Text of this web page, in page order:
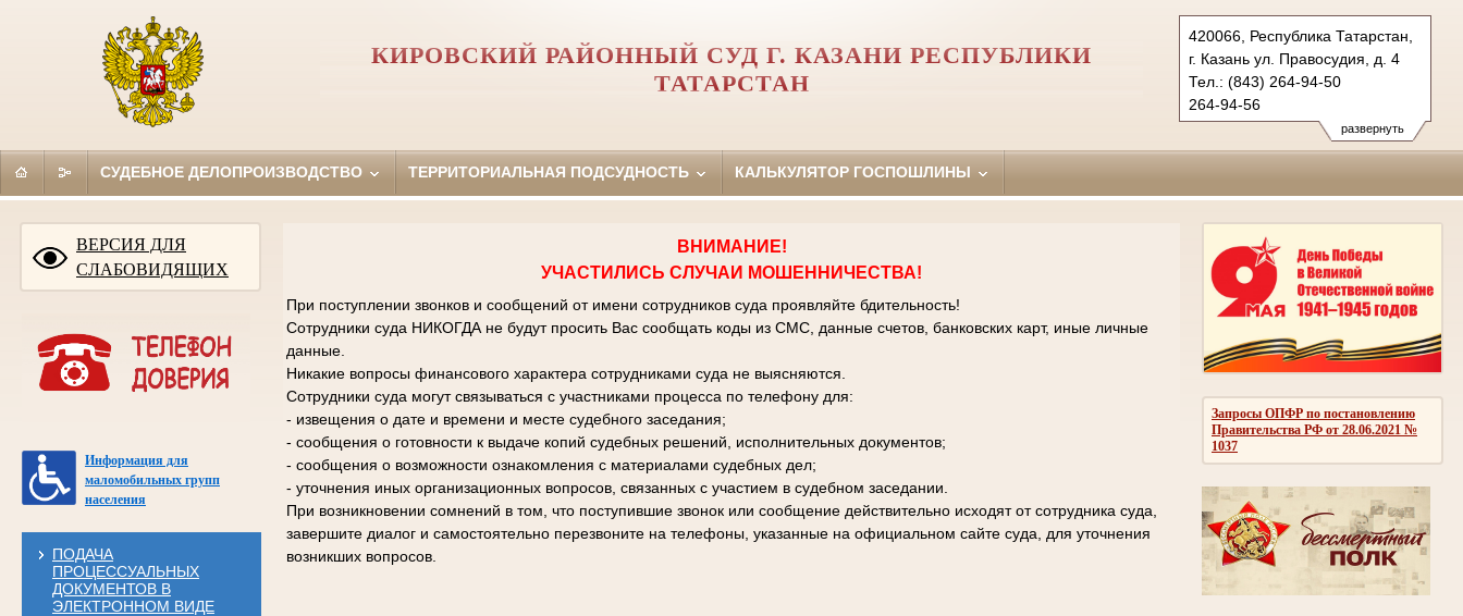
развернуть
420066, Республика Татарстан,
г. Казань ул. Правосудия, д. 4
Тел.: (843) 264-94-50
264-94-56
kirovsky.tat@sudrf.ru
КИРОВСКИЙ РАЙОННЫЙ СУД Г. КАЗАНИ РЕСПУБЛИКИ
ТАТАРСТАН
СУДЕБНОЕ ДЕЛОПРОИЗВОДСТВО ТЕРРИТОРИАЛЬНАЯ ПОДСУДНОСТЬ КАЛЬКУЛЯТОР ГОСПОШЛИНЫ
ВЕРСИЯ ДЛЯ
СЛАБОВИДЯЩИХ
Информация для
маломобильных групп
населения
ПОДАЧА
ПРОЦЕССУАЛЬНЫХ
ДОКУМЕНТОВ В
ЭЛЕКТРОННОМ ВИДЕ
Запросы ОПФР по постановлению
Правительства РФ от 28.06.2021 №
1037
ВНИМАНИЕ!
УЧАСТИЛИСЬ СЛУЧАИ МОШЕННИЧЕСТВА!
При поступлении звонков и сообщений от имени сотрудников суда проявляйте бдительность!
Сотрудники суда НИКОГДА не будут просить Вас сообщать коды из СМС, данные счетов, банковских карт, иные личные
данные.
Никакие вопросы финансового характера сотрудниками суда не выясняются.
Сотрудники суда могут связываться с участниками процесса по телефону для:
- извещения о дате и времени и месте судебного заседания;
- сообщения о готовности к выдаче копий судебных решений, исполнительных документов;
- сообщения о возможности ознакомления с материалами судебных дел;
- уточнения иных организационных вопросов, связанных с участием в судебном заседании.
При возникновении сомнений в том, что поступившие звонок или сообщение действительно исходят от сотрудника суда,
завершите диалог и самостоятельно перезвоните на телефоны, указанные на официальном сайте суда, для уточнения
возникших вопросов.